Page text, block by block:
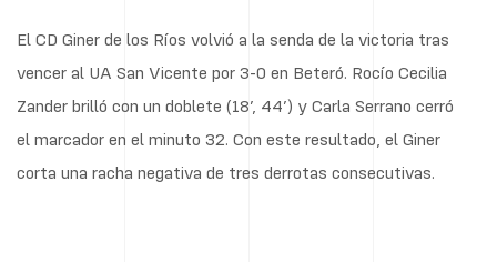
El CD Giner de los Ríos volvió a la senda de la victoria tras
vencer al UA San Vicente por 3-0 en Beteró. Rocío Cecilia
Zander brilló con un doblete (18’, 44’) y Carla Serrano cerró
el marcador en el minuto 32. Con este resultado, el Giner
corta una racha negativa de tres derrotas consecutivas.